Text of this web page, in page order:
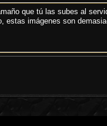
que tú las subes al
estas imágenes son